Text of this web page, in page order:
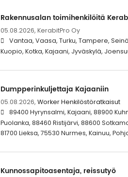
Rakennusalan toimihenkilöitä
05.08.2026, KerabitPro Oy
Vantaa, Vaasa, Turku, Tampere,
Kuopio, Kotka, Kajaani, Jyväskylä,
Dumpperinkuljettaja Kajaaniin
05.08.2026, Worker Henkilöstöratkaisut
89400 Hyrynsalmi, Kajaani, 88900
Puolanka, 88460 Ristijärvi, 88600
81700 Lieksa, 75530 Nurmes, Kainuu,
Kunnossapitoasentaja, reissutyö